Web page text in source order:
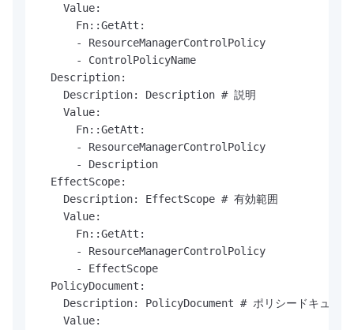
    Value:
      Fn::GetAtt:
      - ResourceManagerControlPolicy
      - ControlPolicyName
  Description:
    Description: Description # 説明
    Value:
      Fn::GetAtt:
      - ResourceManagerControlPolicy
      - Description
  EffectScope:
    Description: EffectScope # 有効範囲
    Value:
      Fn::GetAtt:
      - ResourceManagerControlPolicy
      - EffectScope
  PolicyDocument:
Description: PolicyDocument # ポリシードキュメン
    Value: